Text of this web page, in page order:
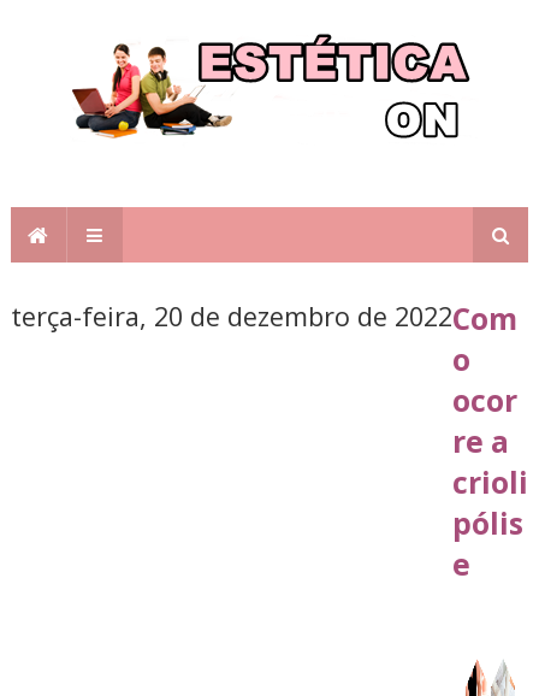
terça-feira, 20 de dezembro de 2022Com
o
ocor
re a
crioli
pólis
e